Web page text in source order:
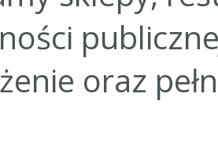
oraz